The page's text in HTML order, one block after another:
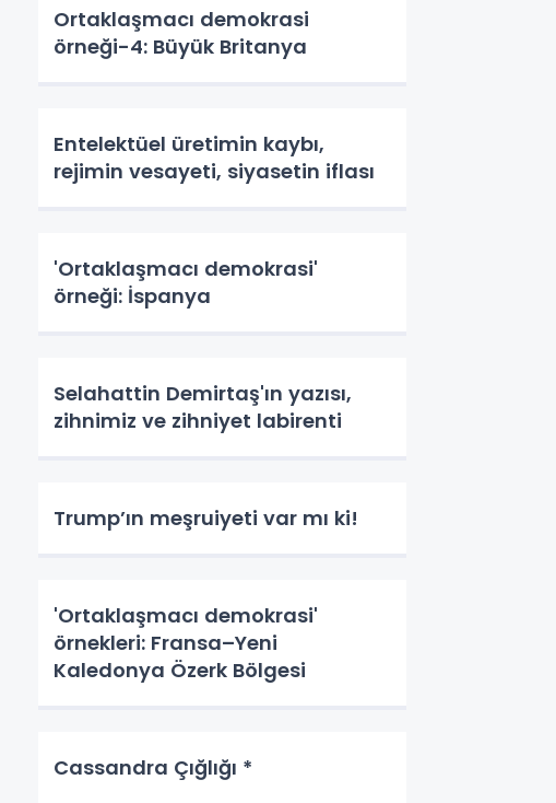
Ortaklaşmacı demokrasi
örneği-4: Büyük Britanya
Entelektüel üretimin kaybı,
rejimin vesayeti, siyasetin iflası
'Ortaklaşmacı demokrasi'
örneği: İspanya
Selahattin Demirtaş'ın yazısı,
zihnimiz ve zihniyet labirenti
Trump’ın meşruiyeti var mı ki!
'Ortaklaşmacı demokrasi'
örnekleri: Fransa–Yeni
Kaledonya Özerk Bölgesi
Cassandra Çığlığı *